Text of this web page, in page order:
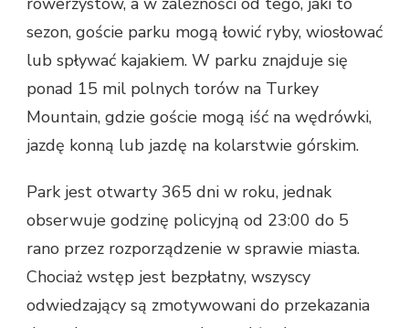
sezon, goście parku mogą łowić ryby, wiosłować
lub spływać kajakiem. W parku znajduje się
ponad 15 mil polnych torów na Turkey
Mountain, gdzie goście mogą iść na wędrówki,
jazdę konną lub jazdę na kolarstwie górskim.
Park jest otwarty 365 dni w roku, jednak
obserwuje godzinę policyjną od 23:00 do 5
rano przez rozporządzenie w sprawie miasta.
Chociaż wstęp jest bezpłatny, wszyscy
odwiedzający są zmotywowani do przekazania